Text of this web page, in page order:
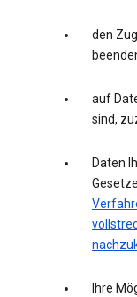
den
auf
sind,
Daten
Ihre